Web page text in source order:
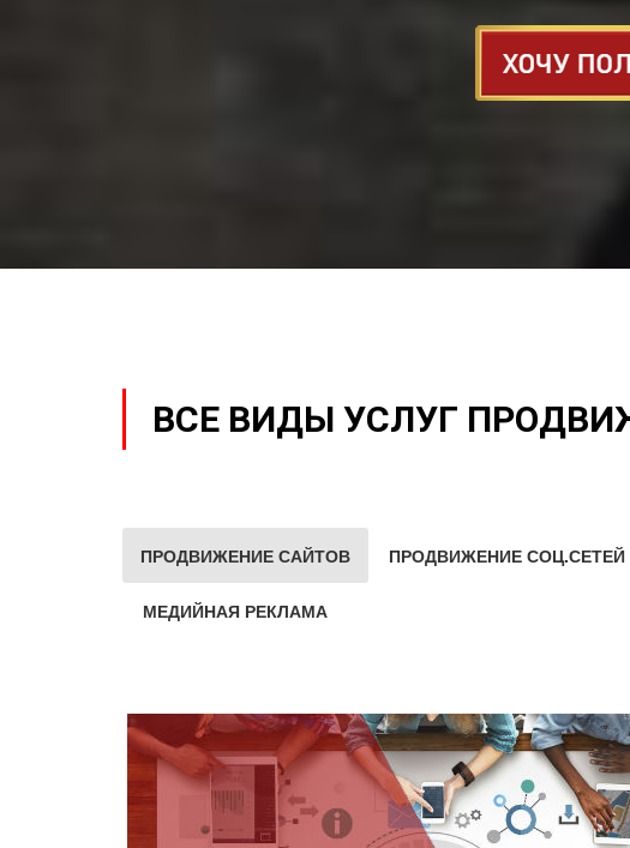
ВСЕ ВИДЫ УСЛУГ
ПРОДВИЖЕНИЕ САЙТОВ ПРОДВИЖЕНИЕ СОЦ.СЕТЕЙ
МЕДИЙНАЯ РЕКЛАМА